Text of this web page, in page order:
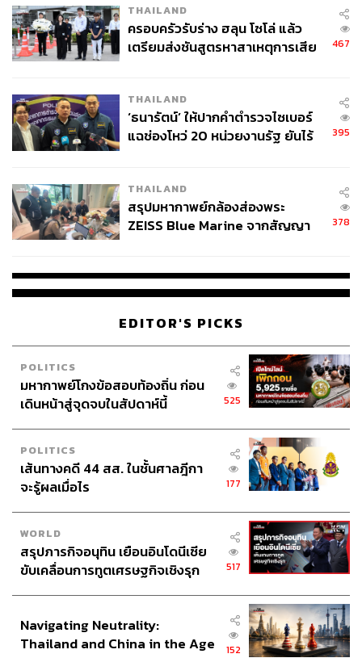
THAILAND
ครอบครัวรับร่าง ฮลุน โซโล่ แล้ว
เตรียมส่งชันสูตรหาสาเหตุการเสีย
467
THAILAND
‘ธนารัตน์’ ให้ปากคำตำรวจไซเบอร์
แฉช่องโหว่ 20 หน่วยงานรัฐ ยันไร้
395
THAILAND
สรุปมหากาพย์กล้องส่องพระ
ZEISS Blue Marine จากสัญญา
จ่ายหนี้-แอบระบุแบรนด์
378
EDITOR'S PICKS
POLITICS
มหากาพย์โกงข้อสอบท้องถิ่น ก่อน
เดินหน้าสู่จุดจบในสัปดาห์นี้
525
POLITICS
เส้นทางคดี 44 สส. ในชั้นศาลฎีกา
จะรู้ผลเมื่อไร
177
WORLD
สรุปภารกิจอนุทิน เยือนอินโดนีเซีย
ขับเคลื่อนการทูตเศรษฐกิจเชิงรุก
517
Navigating Neutrality:
Thailand and China in the Age
152